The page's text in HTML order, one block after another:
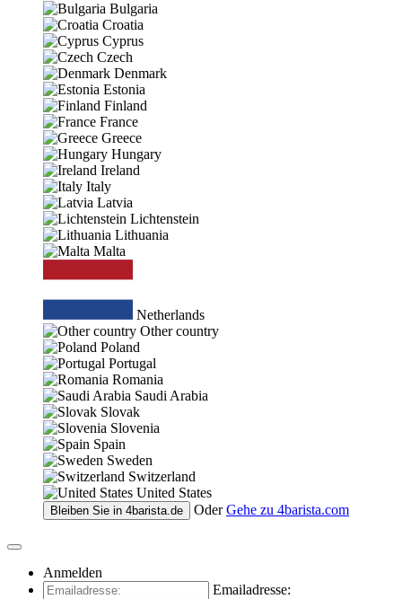
Bulgaria
Croatia
Cyprus
Czech
Denmark
Estonia
Finland
France
Greece
Hungary
Ireland
Italy
Latvia
Lichtenstein
Lithuania
Malta
Netherlands
Other country
Poland
Portugal
Romania
Saudi Arabia
Slovak
Slovenia
Spain
Sweden
Switzerland
United States
Bleiben Sie in 4barista.de Oder Gehe zu 4barista.com
Anmelden
Emailadresse: